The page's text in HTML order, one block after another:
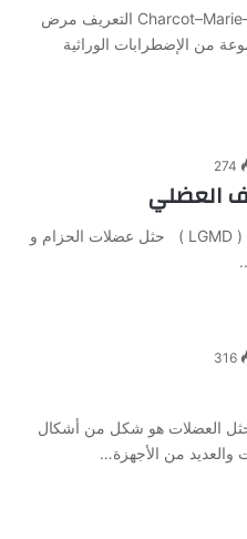
شاركوت ماري توث Charcot–Marie–Tooth disease التعريف مرض
من الإضطرابات الوراثية
274
العضلي
انواع حثل الحزام و الأطراف العضلي ( LGMD ) حثل عضلات الحزام و
316
العضلات هو شكل من أشكال
والعديد من الأجهزة…